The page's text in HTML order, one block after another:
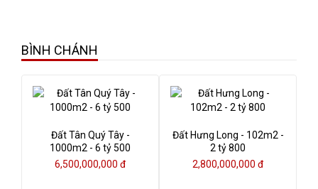
BÌNH CHÁNH
Đất Tân Quý Tây -
1000m2 - 6 tỷ 500
6,500,000,000 đ
Đất Hưng Long - 102m2 -
2 tỷ 800
2,800,000,000 đ